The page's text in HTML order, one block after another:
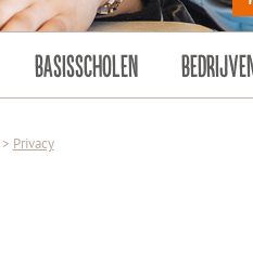
BASISSCHOLEN
> Privacy